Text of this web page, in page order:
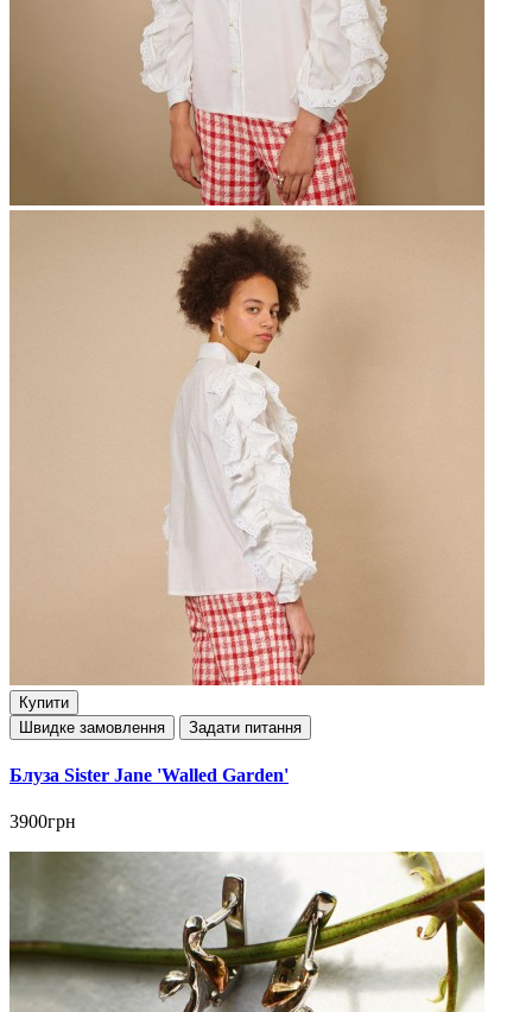
Купити
Швидке замовлення
Задати питання
Блуза Sister Jane 'Walled Garden'
3900грн